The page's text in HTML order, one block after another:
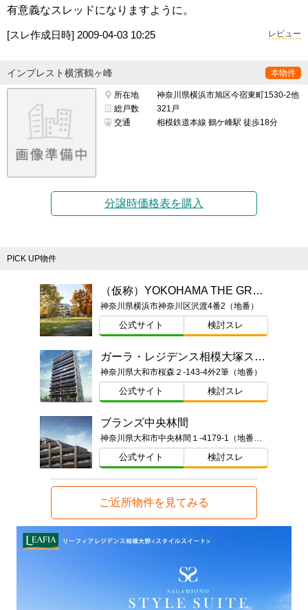
有意義なスレッドになりますように。
[スレ作成日時] 2009-04-03 10:25 レビュー
インプレスト横濱鶴ヶ峰 本物件
所在地
神奈川県横浜市旭区今宿東町1530-2他
総戸数
321戸
交通
相模鉄道本線 鶴ケ峰駅 徒歩18分
分譲時価格表を購入
PICK UP物件
（仮称）YOKOHAMA THE GRAN PROJECT
神奈川県横浜市神奈川区沢渡4番2（地番）
公式サイト 検討スレ
ガーラ・レジデンス相模大塚ステーションマーク
神奈川県大和市桜森２-143-4外2筆（地番）
公式サイト 検討スレ
ブランズ中央林間
神奈川県大和市中央林間１-4179-1（地番）ほか
公式サイト 検討スレ
ご近所物件を見てみる